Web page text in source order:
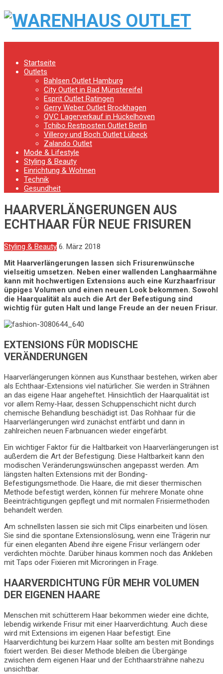
Startseite
Outlets
Bahlsen Outlet Hamburg
City Outlet in Bad Münstereifel
Esprit Outlet Ratingen
Gerry Weber Outlet Brockhagen
QVC Lagerverkauf in Hückelhoven
Tchibo Restposten Outlet Berlin
Villeroy und Boch Outlet Lübeck
Zalando Outlet
Mode & Lifestyle
Styling & Beauty
Einrichtung & Wohnen
Technik
Gesundheit
HAARVERLÄNGERUNGEN AUS
ECHTHAAR FÜR NEUE FRISUREN
Styling & Beauty 6. März 2018
Mit Haarverlängerungen lassen sich Frisurenwünsche
vielseitig umsetzen. Neben einer wallenden Langhaarmähne
kann mit hochwertigen Extensions auch eine Kurzhaarfrisur
üppiges Volumen und einen neuen Look bekommen. Sowohl
die Haarqualität als auch die Art der Befestigung sind
wichtig für guten Halt und lange Freude an der neuen Frisur.
EXTENSIONS FÜR MODISCHE
VERÄNDERUNGEN
Haarverlängerungen können aus Kunsthaar bestehen, wirken aber
als Echthaar-Extensions viel natürlicher. Sie werden in Strähnen
an das eigene Haar angeheftet. Hinsichtlich der Haarqualität ist
vor allem Remy-Haar, dessen Schuppenschicht nicht durch
chemische Behandlung beschädigt ist. Das Rohhaar für die
Haarverlängerungen wird zunächst entfärbt und dann in
zahlreichen neuen Farbnuancen wieder eingefärbt.
Ein wichtiger Faktor für die Haltbarkeit von Haarverlängerungen ist
außerdem die Art der Befestigung. Diese Haltbarkeit kann den
modischen Veränderungswünschen angepasst werden. Am
längsten halten Extensions mit der Bonding-
Befestigungsmethode. Die Haare, die mit dieser thermischen
Methode befestigt werden, können für mehrere Monate ohne
Beeinträchtigungen gepflegt und mit normalen Frisiermethoden
behandelt werden.
Am schnellsten lassen sie sich mit Clips einarbeiten und lösen.
Sie sind die spontane Extensionslösung, wenn eine Trägerin nur
für einen eleganten Abend ihre eigene Frisur verlängern oder
verdichten möchte. Darüber hinaus kommen noch das Ankleben
mit Taps oder Fixieren mit Microringen in Frage.
HAARVERDICHTUNG FÜR MEHR VOLUMEN
DER EIGENEN HAARE
Menschen mit schütterem Haar bekommen wieder eine dichte,
lebendig wirkende Frisur mit einer Haarverdichtung. Auch diese
wird mit Extensions im eigenen Haar befestigt. Eine
Haarverdichtung bei kurzem Haar sollte am besten mit Bondings
fixiert werden. Bei dieser Methode bleiben die Übergänge
zwischen dem eigenen Haar und der Echthaarsträhne nahezu
unsichtbar.